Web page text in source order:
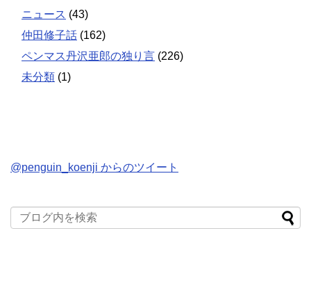
ニュース (43)
仲田修子話 (162)
ペンマス丹沢亜郎の独り言 (226)
未分類 (1)
@penguin_koenji からのツイート